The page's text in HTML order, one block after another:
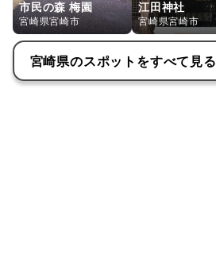
市民の森 梅園
宮崎県宮崎市
江田神社
宮崎県宮崎市
宮崎県のスポットをすべて見る